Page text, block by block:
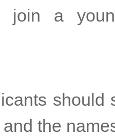
join a
the